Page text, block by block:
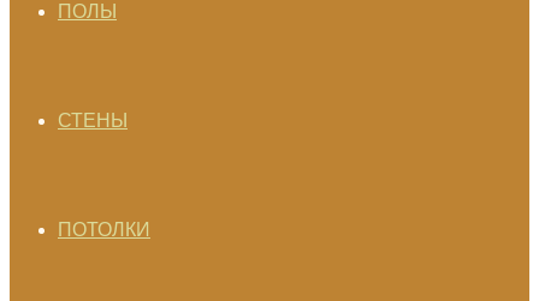
ПОЛЫ
СТЕНЫ
ПОТОЛКИ